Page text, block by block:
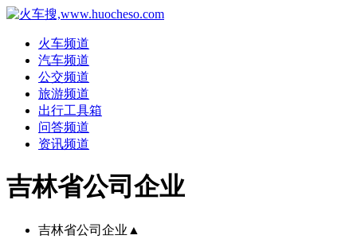
火车频道
汽车频道
公交频道
旅游频道
出行工具箱
问答频道
资讯频道
吉林省公司企业
吉林省公司企业 ▲